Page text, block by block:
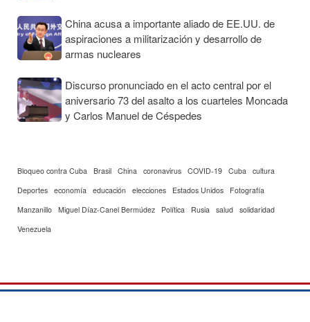
China acusa a importante aliado de EE.UU. de
aspiraciones a militarización y desarrollo de
armas nucleares
Discurso pronunciado en el acto central por el
aniversario 73 del asalto a los cuarteles Moncada
y Carlos Manuel de Céspedes
Bloqueo contra Cuba Brasil China coronavirus COVID-19 Cuba
cultura
Deportes economía educación elecciones Estados Unidos
Fotografía
Manzanillo Miguel Díaz-Canel Bermúdez Política Rusia salud solidaridad
Venezuela